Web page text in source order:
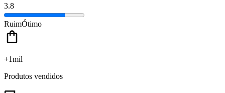
3.8
RuimÓtimo
+1mil
Produtos vendidos